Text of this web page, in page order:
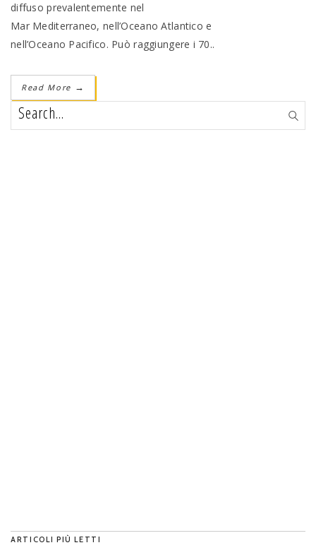
diffuso prevalentemente nel
Mar Mediterraneo, nell’Oceano Atlantico e
nell’Oceano Pacifico. Può raggiungere i 70..
Read More →
ARTICOLI PIÙ LETTI